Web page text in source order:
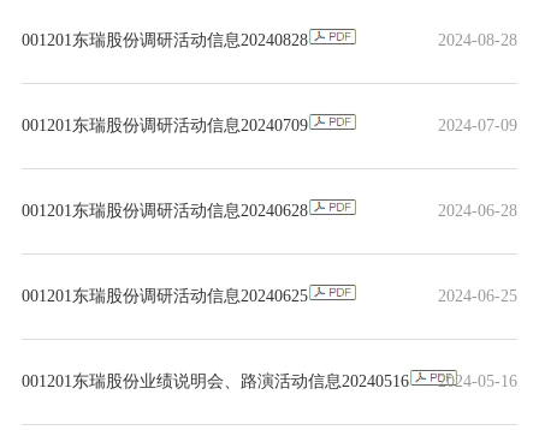
001201东瑞股份调研活动信息20240828 2024-08-28
001201东瑞股份调研活动信息20240709 2024-07-09
001201东瑞股份调研活动信息20240628 2024-06-28
001201东瑞股份调研活动信息20240625 2024-06-25
001201东瑞股份业绩说明会、路演活动信息20240516 2024-05-16